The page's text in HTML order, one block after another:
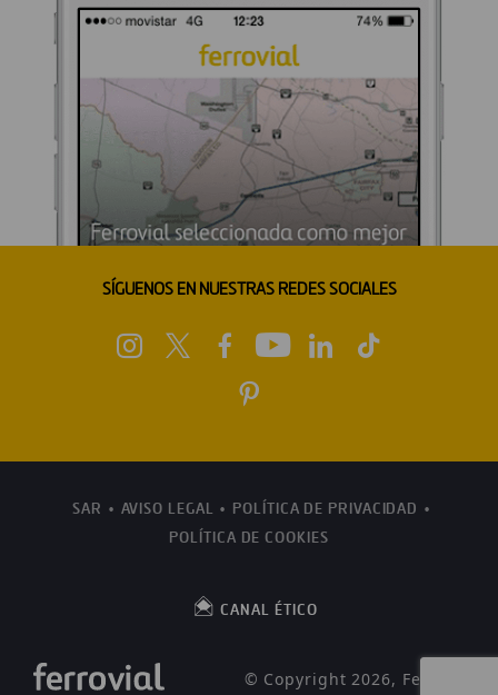
SÍGUENOS EN NUESTRAS REDES SOCIALES
SAR AVISO LEGAL
POLÍTICA DE PRIVACIDAD
POLÍTICA DE COOKIES
CANAL ÉTICO
© Copyright 2026, Ferrovial